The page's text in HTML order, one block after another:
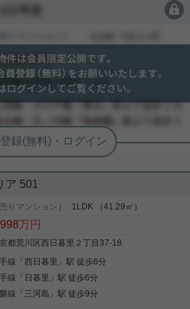
いただきありがとうございます。 山手線・京浜
す。 水回りの新規交換は勿論、フローリングや
スも 貼り替えておりますので、住み心地は抜群
す。 住環境に関しても、「日暮里」駅前
食店やスーパーなどは勿論、 至近に【まいばす
ら飼う予定の方も是非ご検討ください。 お気軽
連絡下さい。お待ちしております。
詳細を見る
員限定
限定
ア 501
売りマンション］ 1LDK （41.29㎡）
万円
都荒川区西日暮里２丁目37-18
線 「西日暮里 」駅 徒歩6分
線 「 日暮里 」駅 徒歩6分
線 「 三河島 」駅 徒歩9分